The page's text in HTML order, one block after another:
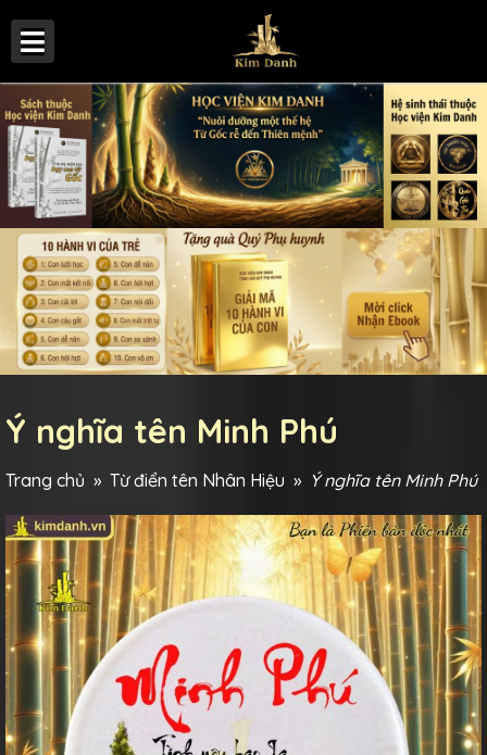
Ý nghĩa tên Minh Phú
Trang chủ » Từ điển tên Nhân Hiệu » Ý nghĩa tên Minh Phú